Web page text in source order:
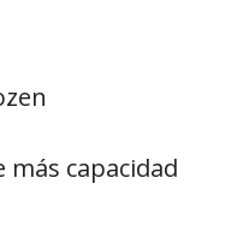
más capacidad